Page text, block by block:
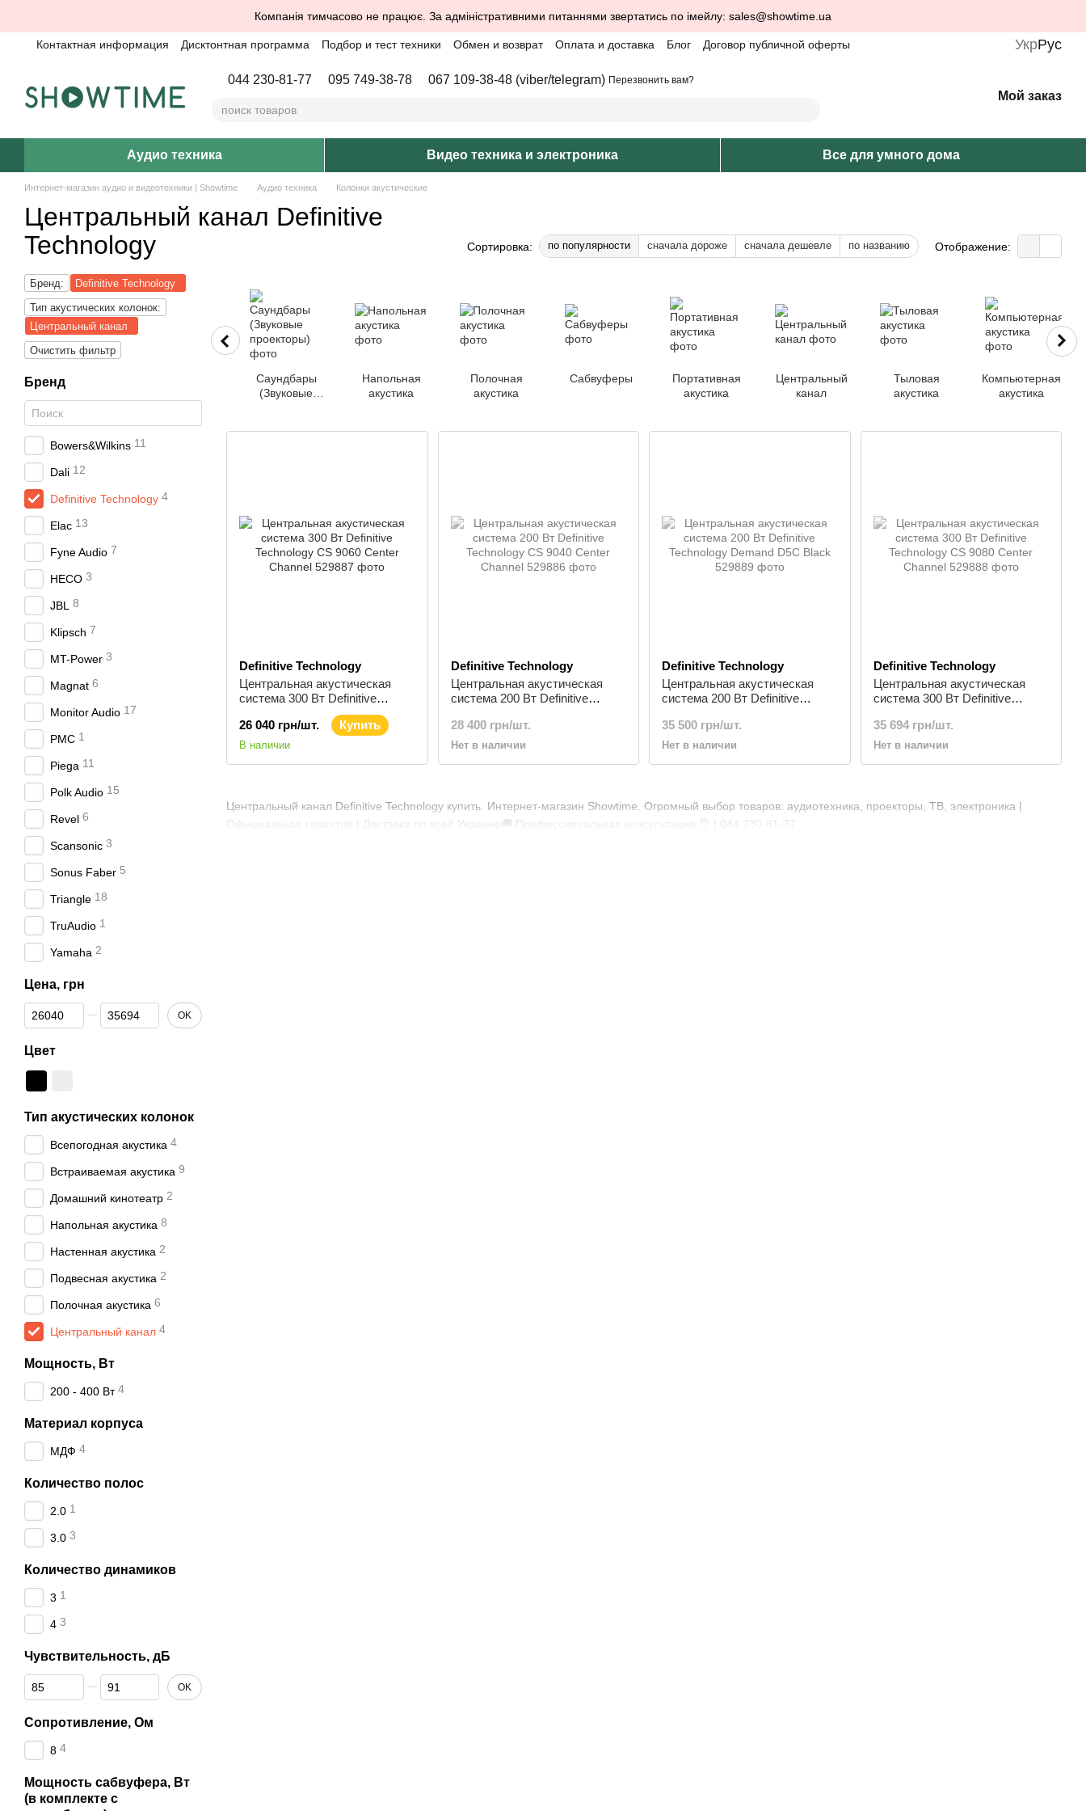
Компанія тимчасово не працює. За адміністративними питаннями звертатись по імейлу: sales@showtime.ua
Контактная информация Дисктонтная программа Подбор и тест техники Обмен и возврат Оплата и доставка Блог Договор публичной оферты УкрРус
044 230-81-77 095 749-38-78 067 109-38-48 (viber/telegram) Перезвонить вам?
Мой заказ
Аудио техника Видео техника и электроника Все для умного дома
Интернет-магазин аудио и видеотехники | Showtime Аудио техника Колонки акустические
Центральный канал Definitive
Technology
Сортировка: по популярности сначала дороже сначала дешевле по названию Отображение:
Саундбары
(Звуковые
Напольная
акустика
Полочная
акустика
Сабвуферы
Портативная
акустика
Центральный
канал
Тыловая
акустика
Компьютерная
акустика
Центральный канал Definitive Technology купить. Интернет-магазин Showtime. Огромный выбор товаров: аудиотехника, проекторы, ТВ, электроника |
Официальная гарантия | Доставка по всей Украине🚚 Профессиональная консультация:👌 | 044 230-81-77
Definitive Technology
Центральная акустическая
система 300 Вт Definitive
Technology CS 9060 Center
Channel
26 040 грн/шт. Купить
В наличии
Definitive Technology
Центральная акустическая
система 200 Вт Definitive
Channel
28 400 грн/шт.
Нет в наличии
Definitive Technology
Центральная акустическая
система 200 Вт Definitive
35 500 грн/шт.
Нет в наличии
Definitive Technology
Центральная акустическая
система 300 Вт Definitive
Channel
35 694 грн/шт.
Нет в наличии
Бренд:
Definitive Technology
Тип акустических колонок:
Центральный канал
Очистить фильтр
Бренд
Bowers&Wilkins 11
Dali 12
Definitive Technology 4
Elac 13
Fyne Audio 7
HECO 3
JBL 8
Klipsch 7
MT-Power 3
Magnat 6
Monitor Audio 17
PMC 1
Piega 11
Polk Audio 15
Revel 6
Scansonic 3
Sonus Faber 5
Triangle 18
TruAudio 1
Yamaha 2
Цена, грн
От Цена, грн
До Цена, грн OK
Цвет
Тип акустических колонок
Всепогодная акустика 4
Встраиваемая акустика 9
Домашний кинотеатр 2
Напольная акустика 8
Настенная акустика 2
Подвесная акустика 2
Полочная акустика 6
Центральный канал 4
Мощность, Вт
200 - 400 Вт 4
Материал корпуса
МДФ 4
Количество полос
2.0 1
3.0 3
Количество динамиков
3 1
4 3
Чувствительность, дБ
От Чувствительность, дБ
До Чувствительность, дБ OK
Сопротивление, Ом
8 4
Мощность сабвуфера, Вт
(в комплекте с